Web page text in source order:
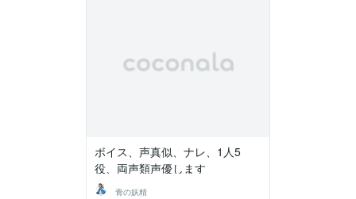
ボイス、声真似、ナレ、1人5
役、両声類声優します
青の妖精